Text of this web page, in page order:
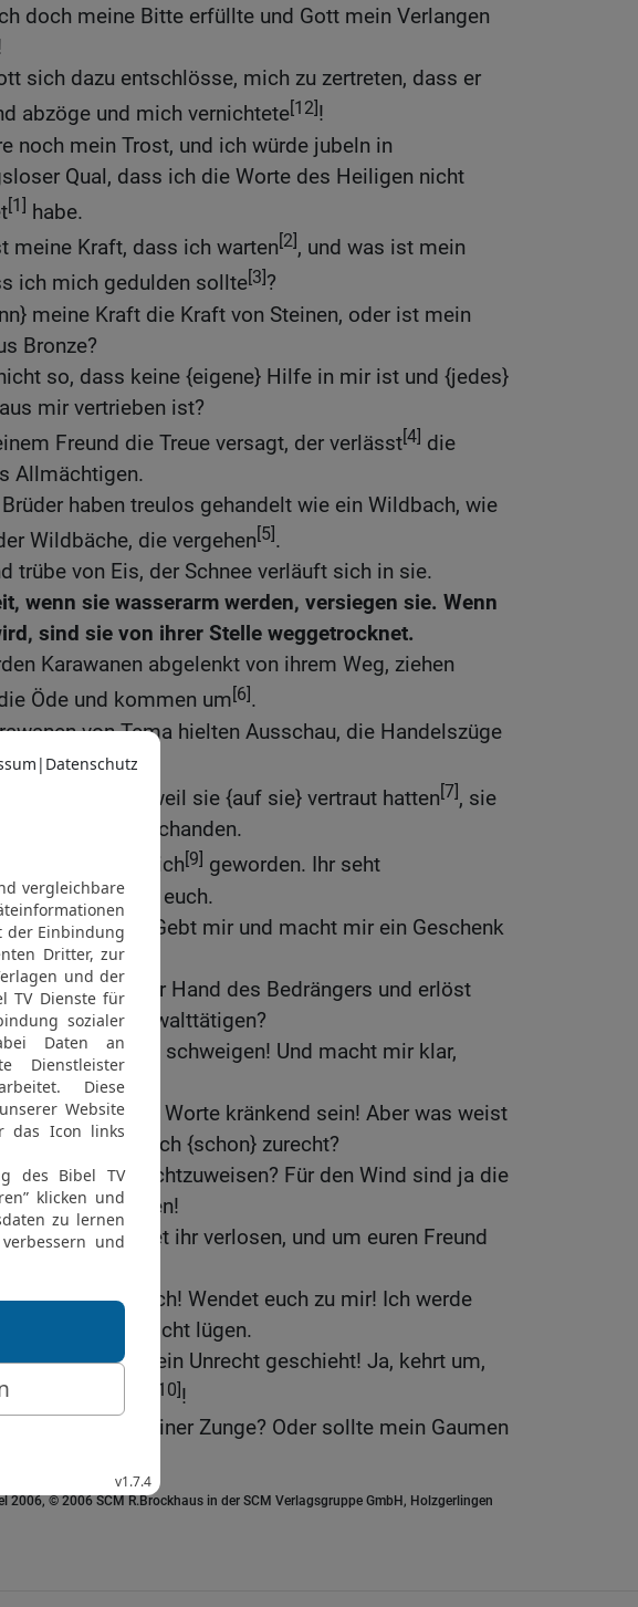
doch meine Bitte erfüllte und Gott mein Verlangen
sich dazu entschlösse, mich zu zertreten, dass er
abzöge und mich vernichtete[12]!
noch mein Trost, und ich würde jubeln in
Qual, dass ich die Worte des Heiligen nicht
[1] habe.
meine Kraft, dass ich warten[2], und was ist mein
ich mich gedulden sollte[3]?
meine Kraft die Kraft von Steinen, oder ist mein
Bronze?
so, dass keine {eigene} Hilfe in mir ist und {jedes}
mir vertrieben ist?
Freund die Treue versagt, der verlässt[4] die
Allmächtigen.
haben treulos gehandelt wie ein Wildbach, wie
Wildbäche, die vergehen[5].
trübe von Eis, der Schnee verläuft sich in sie.
wenn sie wasserarm werden, versiegen sie. Wenn
sind sie von ihrer Stelle weggetrocknet.
Karawanen abgelenkt von ihrem Weg, ziehen
Öde und kommen um[6].
von Tema hielten Ausschau, die Handelszüge
hofften auf sie.
beschämt, weil sie {auf sie} vertraut hatten[7], sie
und wurden zuschanden.
jetzt für mich[9] geworden. Ihr seht
und fürchtet euch.
etwa gesagt: Gebt mir und macht mir ein Geschenk
Vermögen
mich aus der Hand des Bedrängers und erlöst
Hand der Gewalttätigen?
mich, so will ich schweigen! Und macht mir klar,
habe!
aufrichtige Worte kränkend sein! Aber was weist
von euch {schon} zurecht?
ihr, Worte zurechtzuweisen? Für den Wind sind ja die
Verzweifelnden!
Waise würdet ihr verlosen, und um euren Freund
entschließt euch! Wendet euch zu mir! Ich werde
nicht ins Angesicht lügen.
um, damit kein Unrecht geschieht! Ja, kehrt um,
hier im Recht
[10]!
Unrecht auf meiner Zunge? Oder sollte mein Gaumen
nicht spüren?
2006, © 2006 SCM R.Brockhaus in der SCM Verlagsgruppe GmbH, Holzgerlingen